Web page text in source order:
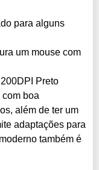
para alguns
um mouse com
Preto
boa
além de ter um
adaptações para
também é